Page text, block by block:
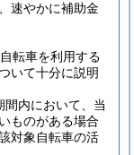
速やかに補助金
転車を利用する
いて十分に説明
内において、当
ものがある場合
対象自転車の活